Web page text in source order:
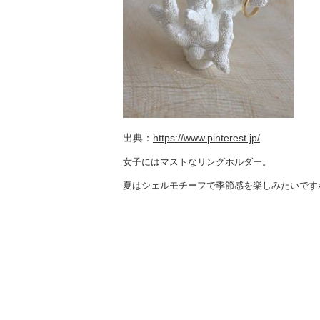
出典： https://www.pinterest.jp/
女子にはマストなリングホルダー。
夏はシェルモチーフで季節感を楽しみたいです